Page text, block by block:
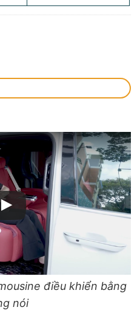
điều khiển bằng
nói